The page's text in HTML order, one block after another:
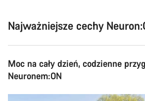
Najważniejsze cechy
Moc na cały dzień, codzienne
Neuronem:ON